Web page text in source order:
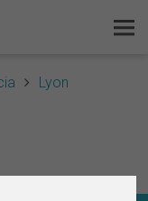
Lyon